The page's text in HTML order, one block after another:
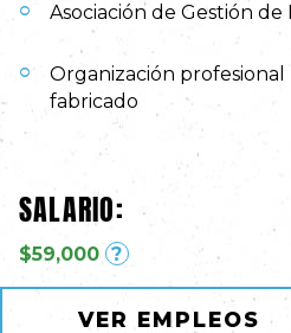
Asociación de Gestión
Organización
fabricado
SALARIO:
$59,000 ?
VER EMPLEOS